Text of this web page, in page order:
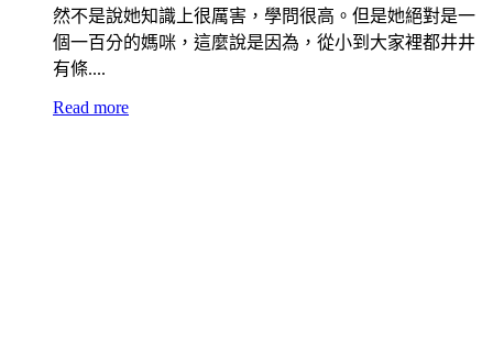
然不是說她知識上很厲害，學問很高。但是她絕對是一
個一百分的媽咪，這麼說是因為，從小到大家裡都井井
有條....
Read more